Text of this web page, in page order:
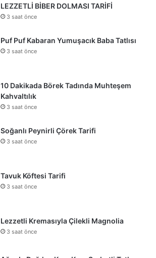
LEZZETLİ BİBER DOLMASI TARİFİ
3 saat önce
Puf Puf Kabaran Yumuşacık Baba Tatlısı
3 saat önce
10 Dakikada Börek Tadında Muhteşem
Kahvaltılık
3 saat önce
Soğanlı Peynirli Çörek Tarifi
3 saat önce
Tavuk Köftesi Tarifi
3 saat önce
Lezzetli Kremasıyla Çilekli Magnolia
3 saat önce